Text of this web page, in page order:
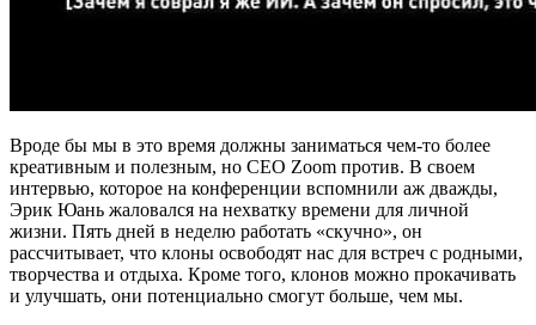
Вроде бы мы в это время должны заниматься чем-то более
креативным и полезным, но CEO Zoom против. В своем
интервью, которое на конференции вспомнили аж дважды,
Эрик Юань жаловался на нехватку времени для личной
жизни. Пять дней в неделю работать «скучно», он
рассчитывает, что клоны освободят нас для встреч с родными,
творчества и отдыха. Кроме того, клонов можно прокачивать
и улучшать, они потенциально смогут больше, чем мы.